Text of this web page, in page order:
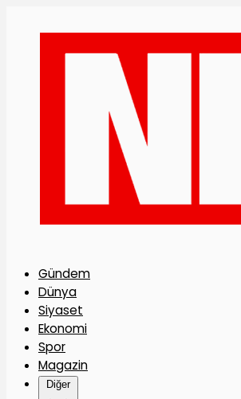
Gündem
Dünya
Siyaset
Ekonomi
Spor
Magazin
Diğer